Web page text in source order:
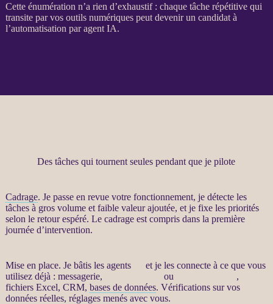
Cette énumération n’a rien d’exhaustif : chaque tâche répétitive qui
transite par vos outils numériques peut devenir un candidat à
l’automatisation paragent IA.
Des tâches qui tournent seules pendant que je pilote
Cadrage. Je passe en revue votre fonctionnement, je détecte les
tâches à gros volume et faible valeur ajoutée, et je fixe les priorités
selon le retour espéré. Le cadrageest compris dans la première
journée d’intervention.
Mise en place. Je bâtis les agents
et je les connecte à ce que vous
utilisez déjà : messagerie,
ou
,
fichiers Excel, CRM, bases de données. Vérifications sur vos
donnéesréelles, réglages menés avec vous.